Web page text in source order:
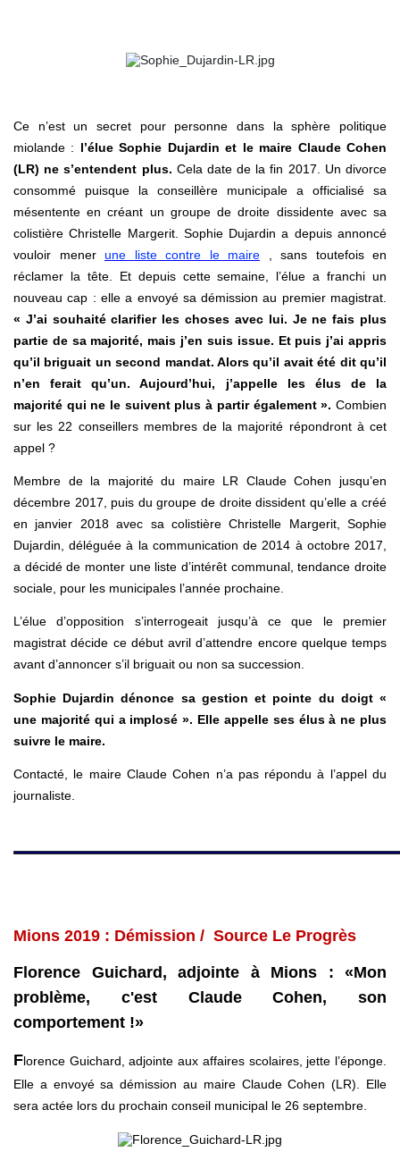
Ce n’est un secret pour personne dans la sphère politique
miolande : l’élue Sophie Dujardin et le maire Claude Cohen
(LR) ne s’entendent plus. Cela date de la fin 2017. Un divorce
consommé puisque la conseillère municipale a officialisé sa
mésentente en créant un groupe de droite dissidente avec sa
colistière Christelle Margerit. Sophie Dujardin a depuis annoncé
vouloir mener une liste contre le maire , sans toutefois en
réclamer la tête. Et depuis cette semaine, l’élue a franchi un
nouveau cap : elle a envoyé sa démission au premier magistrat.
« J’ai souhaité clarifier les choses avec lui. Je ne fais plus
partie de sa majorité, mais j’en suis issue. Et puis j’ai appris
qu’il briguait un second mandat. Alors qu’il avait été dit qu’il
n’en ferait qu’un. Aujourd’hui, j’appelle les élus de la
majorité qui ne le suivent plus à partir également ». Combien
sur les 22 conseillers membres de la majorité répondront à cet
appel ?
Membre de la majorité du maire LR Claude Cohen jusqu’en
décembre 2017, puis du groupe de droite dissident qu’elle a créé
en janvier 2018 avec sa colistière Christelle Margerit, Sophie
Dujardin, déléguée à la communication de 2014 à octobre 2017,
a décidé de monter une liste d’intérêt communal, tendance droite
sociale, pour les municipales l’année prochaine.
L’élue d’opposition s’interrogeait jusqu’à ce que le premier
magistrat décide ce début avril d’attendre encore quelque temps
avant d’annoncer s’il briguait ou non sa succession.
Sophie Dujardin dénonce sa gestion et pointe du doigt «
une majorité qui a implosé ». Elle appelle ses élus à ne plus
suivre le maire.
Contacté, le maire Claude Cohen n’a pas répondu à l’appel du
journaliste.
Mions 2019 : Démission / Source Le Progrès
Florence Guichard, adjointe à Mions : «Mon
problème, c'est Claude Cohen, son
comportement !»
Florence Guichard, adjointe aux affaires scolaires, jette l’éponge.
Elle a envoyé sa démission au maire Claude Cohen (LR). Elle
sera actée lors du prochain conseil municipal le 26 septembre.